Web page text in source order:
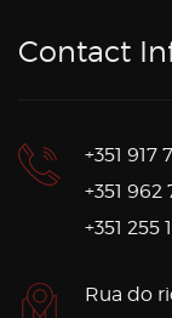
Contact
+351 917
+351 962
+351 255
Rua do